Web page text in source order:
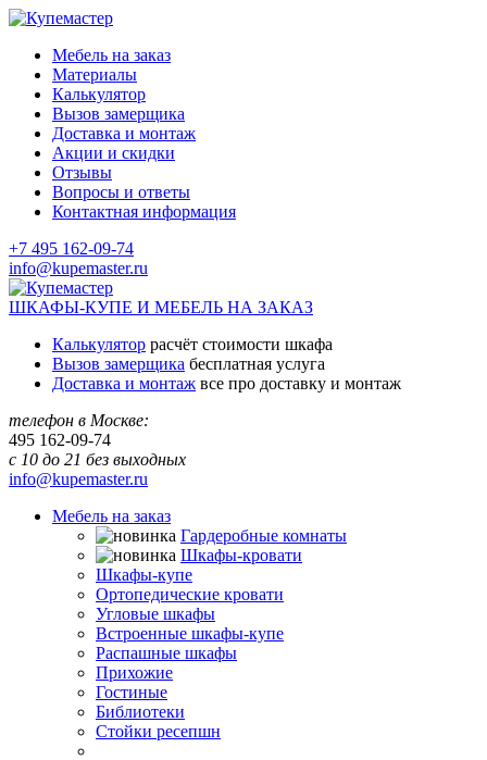
Мебель на заказ
Материалы
Калькулятор
Вызов замерщика
Доставка и монтаж
Акции и скидки
Отзывы
Вопросы и ответы
Контактная информация
+7 495 162-09-74
info@kupemaster.ru
ШКАФЫ-КУПЕ И МЕБЕЛЬ НА ЗАКАЗ
Калькулятор расчёт стоимости шкафа
Вызов замерщика бесплатная услуга
Доставка и монтаж все про доставку и монтаж
телефон в Москве:
495 162-09-74
с 10 до 21 без выходных
info@kupemaster.ru
Мебель на заказ
Гардеробные комнаты
Шкафы-кровати
Шкафы-купе
Ортопедические кровати
Угловые шкафы
Встроенные шкафы-купе
Распашные шкафы
Прихожие
Гостиные
Библиотеки
Стойки ресепшн